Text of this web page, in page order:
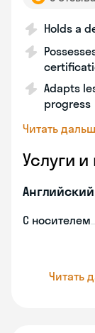
Holds a
Adapts
progress
Читать
Услуги
С носителем
Читать